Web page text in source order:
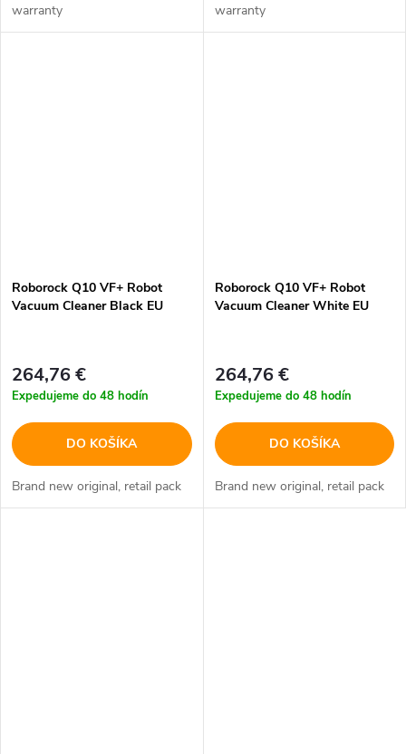
warranty
warranty
Roborock Q10 VF+ Robot
Vacuum Cleaner Black EU
264,76 €
Expedujeme do 48 hodín
DO KOŠÍKA
Brand new original, retail pack
Roborock Q10 VF+ Robot
Vacuum Cleaner White EU
264,76 €
Expedujeme do 48 hodín
DO KOŠÍKA
Brand new original, retail pack